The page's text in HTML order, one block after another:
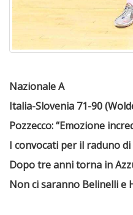
Nazionale A
Italia-Slovenia 71-90
Pozzecco: “Emozione
I convocati per il raduno
Dopo tre anni torna in
Non ci saranno Belinelli e